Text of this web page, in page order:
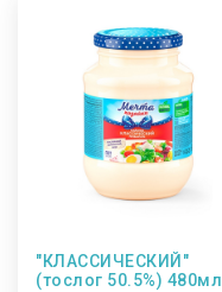
"КЛАССИЧЕСКИЙ"
(тослог 50.5%) 480мл